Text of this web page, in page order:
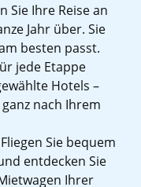
Sie Ihre Reise an
Jahr über. Sie
besten passt.
jede Etappe
Hotels –
nach Ihrem
Fliegen Sie bequem
entdecken Sie
Ihrer